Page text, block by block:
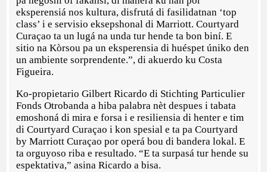
eksperensiá nos kultura, disfrutá di fasilidatnan ‘top
class’ i e servisio eksepshonal di Marriott. Courtyard
Curaçao ta un lugá na unda tur hende ta bon biní. E
sitio na Kòrsou pa un eksperensia di huéspet úniko den
un ambiente sorprendente.”, di akuerdo ku Costa
Figueira.
Ko-propietario Gilbert Ricardo di Stichting Particulier
Fonds Otrobanda a hiba palabra nèt despues i tabata
emoshoná di mira e forsa i e resiliensia di henter e tim
di Courtyard Curaçao i kon spesial e ta pa Courtyard
by Marriott Curaçao por operá bou di bandera lokal. E
ta orguyoso riba e resultado. “E ta surpasá tur hende su
espektativa,” asina Ricardo a bisa.